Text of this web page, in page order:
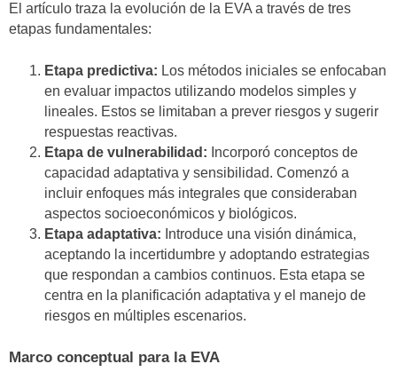
El artículo traza la evolución de la EVA a través de tres
etapas fundamentales:
Etapa predictiva: Los métodos iniciales se enfocaban
en evaluar impactos utilizando modelos simples y
lineales. Estos se limitaban a prever riesgos y sugerir
respuestas reactivas.
Etapa de vulnerabilidad: Incorporó conceptos de
capacidad adaptativa y sensibilidad. Comenzó a
incluir enfoques más integrales que consideraban
aspectos socioeconómicos y biológicos.
Etapa adaptativa: Introduce una visión dinámica,
aceptando la incertidumbre y adoptando estrategias
que respondan a cambios continuos. Esta etapa se
centra en la planificación adaptativa y el manejo de
riesgos en múltiples escenarios.
Marco conceptual para la EVA